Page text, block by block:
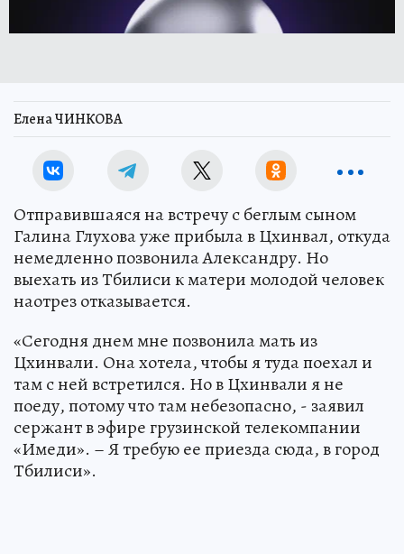
Елена ЧИНКОВА
Отправившаяся на встречу с беглым сыном
Галина Глухова уже прибыла в Цхинвал, откуда
немедленно позвонила Александру. Но
выехать из Тбилиси к матери молодой человек
наотрез отказывается.
«Сегодня днем мне позвонила мать из
Цхинвали. Она хотела, чтобы я туда поехал и
там с ней встретился. Но в Цхинвали я не
поеду, потому что там небезопасно, - заявил
сержант в эфире грузинской телекомпании
«Имеди». – Я требую ее приезда сюда, в город
Тбилиси».